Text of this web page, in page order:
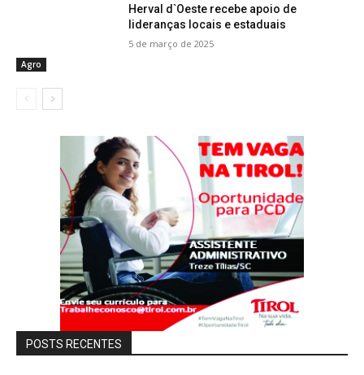
Agro
Herval d`Oeste recebe apoio de
lideranças locais e estaduais
5 de março de 2025
POSTS RECENTES